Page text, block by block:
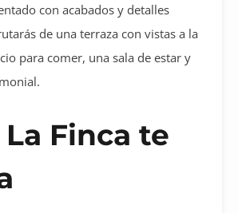
con acabados y detalles
de una terraza con vistas a la
para comer, una sala de estar y
La Finca te